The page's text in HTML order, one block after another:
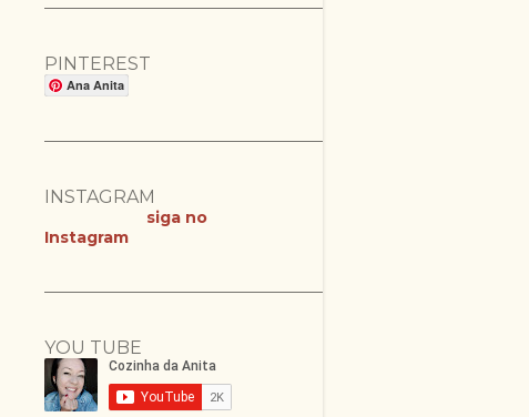
PINTEREST
Ana Anita
INSTAGRAM
siga no
Instagram
YOU TUBE